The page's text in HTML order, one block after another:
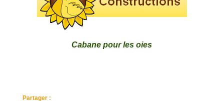
Cabane pour les oies
Partager :